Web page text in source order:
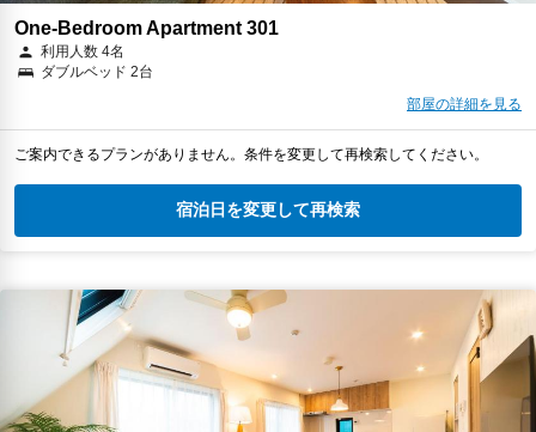
One-Bedroom Apartment 301
利用人数 4名
ダブルベッド 2台
部屋の詳細を見る
ご案内できるプランがありません。条件を変更して再検索してください。
宿泊日を変更して再検索